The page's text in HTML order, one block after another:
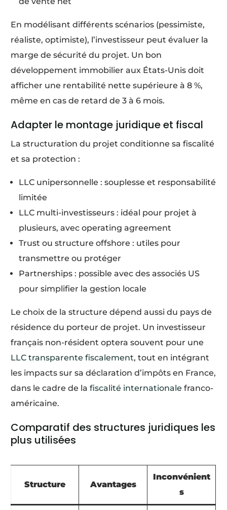
En modélisant différents scénarios (pessimiste,
réaliste, optimiste), l’investisseur peut évaluer la
marge de sécurité du projet. Un bon
développement immobilier aux États-Unis doit
afficher une rentabilité nette supérieure à 8 %,
même en cas de retard de 3 à 6 mois.
Adapter le montage juridique et fiscal
La structuration du projet conditionne sa fiscalité
et sa protection :
LLC unipersonnelle : souplesse et responsabilité
limitée
LLC multi-investisseurs : idéal pour projet à
plusieurs, avec operating agreement
Trust ou structure offshore : utiles pour
transmettre ou protéger
Partnerships : possible avec des associés US
pour simplifier la gestion locale
Le choix de la structure dépend aussi du pays de
résidence du porteur de projet. Un investisseur
français non-résident optera souvent pour une
LLC transparente fiscalement, tout en intégrant
les impacts sur sa déclaration d’impôts en France,
dans le cadre de lafiscalité internationale franco-
américaine.
Comparatif des structures juridiques les
plus utilisées
Structure Avantages
Inconvénient
s